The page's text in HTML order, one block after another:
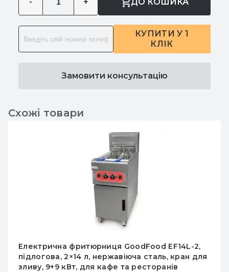
КУПИТИ У 1
КЛІК
Замовити консультацію
Схожі товари
Двохсекційна електрична фритюрниця
GoodFood EF44, 2×4 л, нержавіюча сталь, для
кафе та ресторанів, 2×2 кВт, професійне